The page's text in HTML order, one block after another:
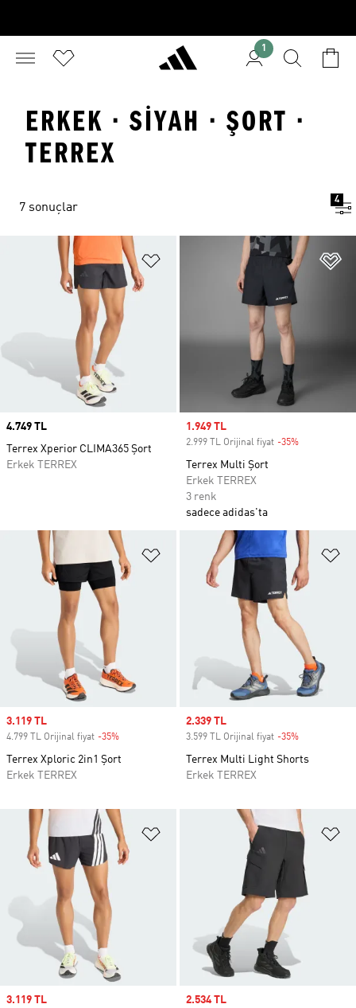
1
ERKEK · SIYAH · ŞORT ·
TERREX
7 sonuçlar
4
Favori Listesine Ekle
Price
4.749 TL
Terrex Xperior CLIMA365 Şort
Erkek TERREX
Sale price
1.949 TL
2.999 TL Orijinal fiyat -35%
Terrex Multi Şort
Erkek TERREX
3 renk
sadece adidas'ta
Favori Listesine Ekle
Sale price
3.119 TL
4.799 TL Orijinal fiyat -35%
Terrex Xploric 2in1 Şort
Erkek TERREX
Sale price
2.339 TL
3.599 TL Orijinal fiyat -35%
Terrex Multi Light Shorts
Erkek TERREX
Favori Listesine Ekle
Sale price
3.119 TL Sale price
2.534 TL